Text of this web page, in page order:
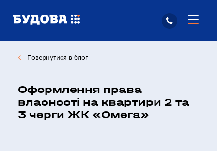
Повернутися в блог
Оформлення права
власності на квартири 2 та
3 черги ЖК «Омега»